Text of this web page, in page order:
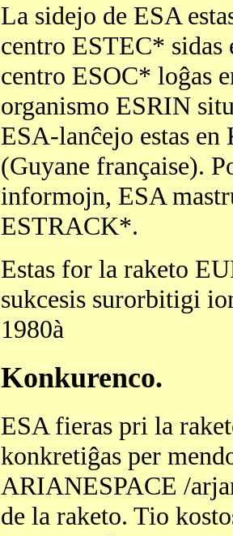
La sidejo de ESA
centro ESTEC*
centro ESOC* loĝas
organismo ESRIN
ESA-lanĉejo estas
(Guyane française).
informojn, ESA
ESTRACK*.
Estas for la raketo
sukcesis surorbitigi
1980à
Konkurenco.
ESA fieras pri la
konkretiĝas per
ARIANESPACE /
de la raketo. Tio